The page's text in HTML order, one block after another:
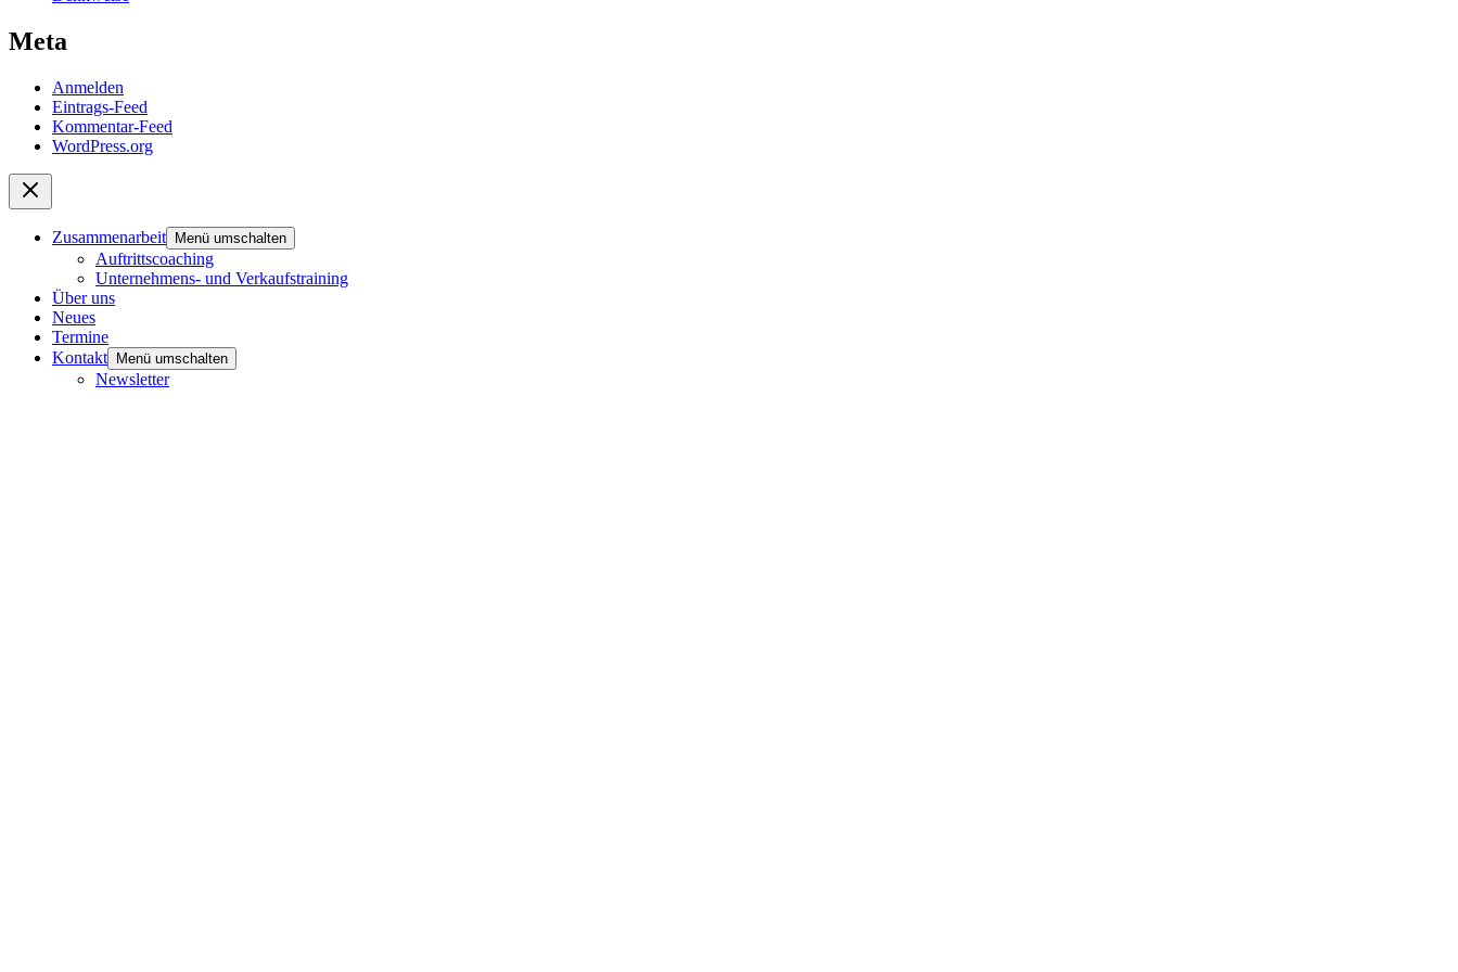
Meta
Anmelden
Eintrags-Feed
Kommentar-Feed
WordPress.org
Zusammenarbeit Menü umschalten
Auftrittscoaching
Unternehmens- und Verkaufstraining
Über uns
Neues
Termine
Kontakt
Menü umschalten
Newsletter